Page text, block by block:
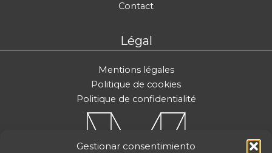
Gestionar consentimiento
Contact
Légal
Mentions légales
Politique de cookies
Politique de confidentialité